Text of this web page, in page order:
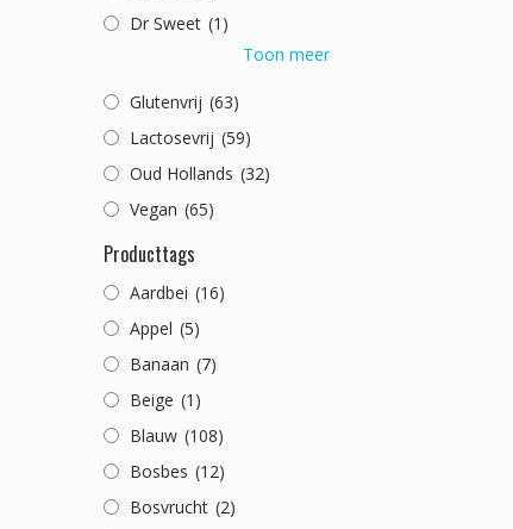
Dr Sweet (1)
Toon meer
Glutenvrij (63)
Lactosevrij (59)
Oud Hollands (32)
Vegan (65)
Producttags
Aardbei (16)
Appel (5)
Banaan (7)
Beige (1)
Blauw (108)
Bosbes (12)
Bosvrucht (2)